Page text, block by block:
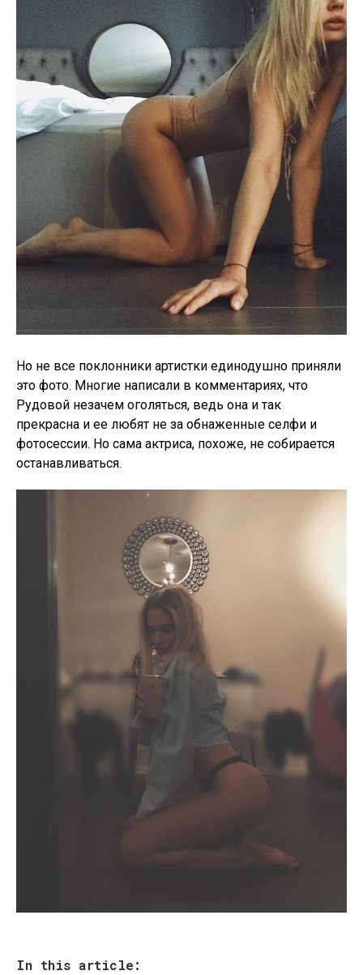
Но не все поклонники артистки единодушно приняли
это фото. Многие написали в комментариях, что
Рудовой незачем оголяться, ведь она и так
прекрасна и ее любят не за обнаженные селфи и
фотосессии. Но сама актриса, похоже, не собирается
останавливаться.
In this article: